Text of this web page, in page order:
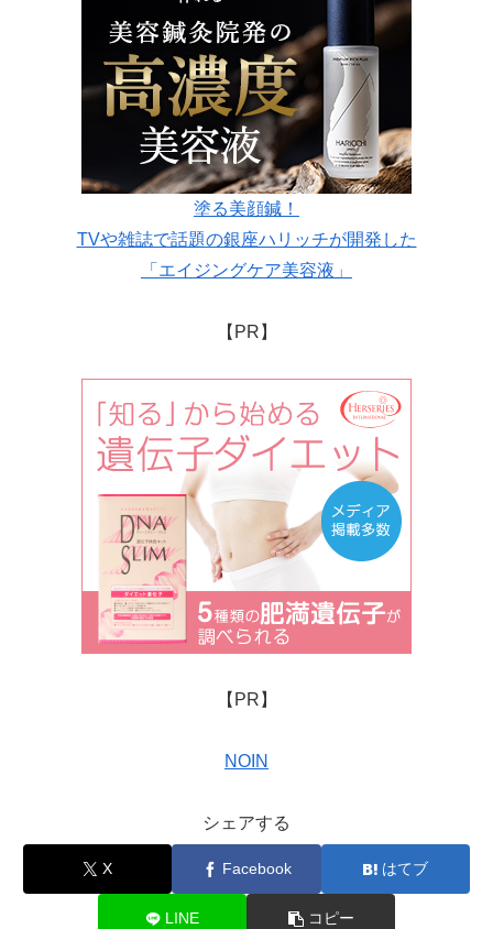
塗る美顔鍼！
TVや雑誌で話題の銀座ハリッチが開発した
「エイジングケア美容液」
【PR】
【PR】
NOIN
シェアする
X Facebook はてブ
LINE コピー